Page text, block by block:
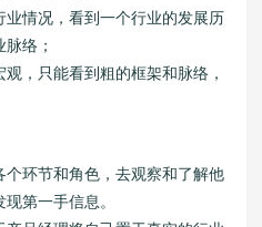
业情况，看到一个行业的发展历
络；
观，只能看到粗的框架和脉络，
个环节和角色，去观察和了解他
第一手信息。